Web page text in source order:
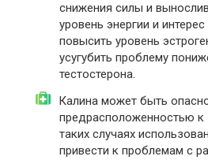
снижения силы и
уровень энергии и
повысить уровень
усугубить проблему
тестостерона.
Калина может быть
предрасположенностью к
таких случаях
привести к проблемам с